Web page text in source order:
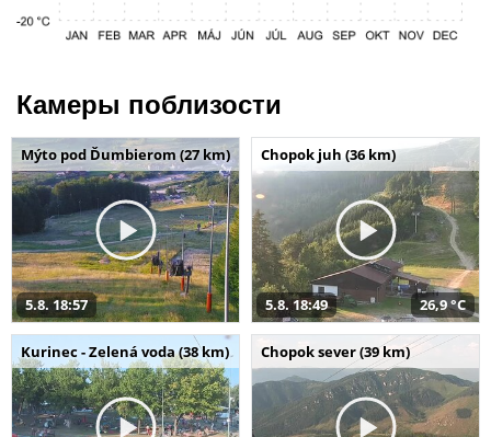
Камеры поблизости
Mýto pod Ďumbierom (27 km)
5.8. 18:57
Chopok juh (36 km)
5.8. 18:49 26,9 °C
Kurinec - Zelená voda (38 km) Chopok sever (39 km)